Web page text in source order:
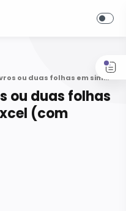
Visualizar dois livros ou duas folhas em simultâneo no Excel (com vídeo)
ou duas folhas
(com